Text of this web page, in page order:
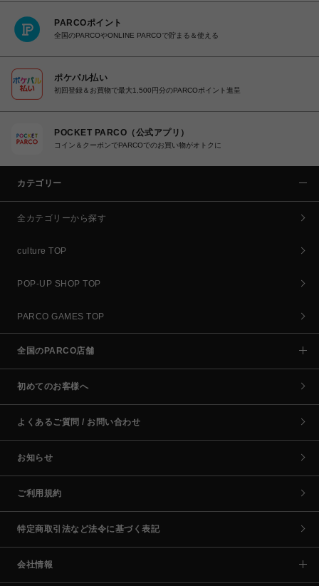
PARCOポイント
全国のPARCOやONLINE PARCOで貯まる＆使える
ポケパル払い
初回登録＆お買物で最大1,500円分のPARCOポイント進呈
POCKET PARCO（公式アプリ）
コイン＆クーポンでPARCOでのお買い物がオトクに
カテゴリー
全カテゴリーから探す
culture TOP
POP-UP SHOP TOP
PARCO GAMES TOP
全国のPARCO店舗
初めてのお客様へ
よくあるご質問 / お問い合わせ
お知らせ
ご利用規約
特定商取引法など法令に基づく表記
会社情報